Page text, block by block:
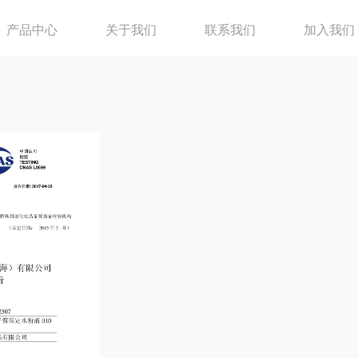
产品中心
关于我们 联系我们 加入我们